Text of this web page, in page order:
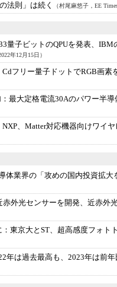
法則」は続く （村尾麻悠子，EE Times
量子ビットのQPUを発表、IBM
年12月15日）
Cdフリー量子ドットでRGB画素
最大定格電流30Aのパワー半
NXP、Matter対応機器向けワイ
体業界の「攻めの国内投資拡大
赤外光センサーを開発、近赤外
東京大とST、超高感度フォト
年は過去最高も、2023年は前年